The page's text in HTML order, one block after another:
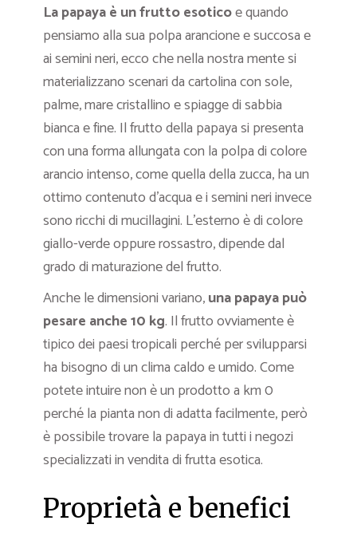
La papaya è un frutto esoticoe quando
pensiamo alla sua polpa arancione e succosa e
ai semini neri, ecco che nella nostra mente si
materializzano scenari da cartolina con sole,
palme, mare cristallino e spiagge di sabbia
bianca e fine. Il frutto della papaya si presenta
con una forma allungata con la polpa di colore
arancio intenso, come quella della zucca, ha un
ottimo contenuto d’acqua e i semini neri invece
sono ricchi di mucillagini. L’esterno è di colore
giallo-verde oppure rossastro, dipende dal
grado di maturazione del frutto.
Anche le dimensioni variano,una papaya può
pesare anche 10 kg. Il frutto ovviamente è
tipico dei paesi tropicali perché per svilupparsi
ha bisogno di un clima caldo e umido. Come
potete intuire non è un prodotto a km 0
perché la pianta non di adatta facilmente, però
è possibile trovare la papaya in tutti i negozi
specializzati in vendita di frutta esotica.
Proprietà e benefici